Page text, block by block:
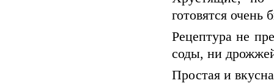
готовятся очень
Рецептура не
соды, ни
Простая и